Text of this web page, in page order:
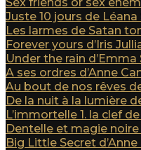
Juste 10 jours de Léana
Les larmes de Satan
Forever yours d’Iris
Under the rain d’Emma
A ses ordres d’Anne
Au bout de nos rêves
De la nuit à la lumière
L’immortelle 1. la clef
Dentelle et magie
Big Little Secret d’Anne